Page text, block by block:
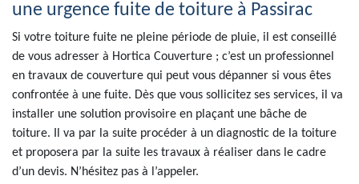
une urgence fuite de toiture à Passirac
Si votre toiture fuite ne pleine période de pluie, il est conseillé
de vous adresser à Hortica Couverture ; c’est un professionnel
en travaux de couverture qui peut vous dépanner si vous êtes
confrontée à une fuite. Dès que vous sollicitez ses services, il va
installer une solution provisoire en plaçant une bâche de
toiture. Il va par la suite procéder à un diagnostic de la toiture
et proposera par la suite les travaux à réaliser dans le cadre
d’un devis. N’hésitez pas à l’appeler.